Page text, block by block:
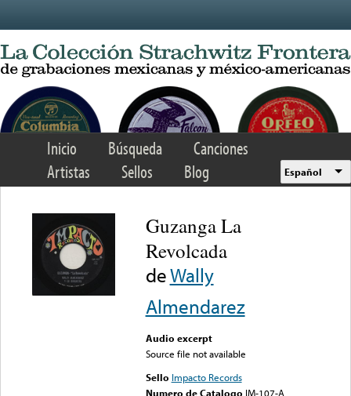
Inicio Búsqueda
Canciones
Artistas
Sellos Blog Español
Guzanga La
Revolcada
deWally
Almendarez
Audio excerpt
Source file not available
Sello Impacto Records
Numero de Catalogo IM-107-A